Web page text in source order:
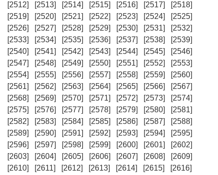
[2512]
[2513] [2514] [2515] [2516] [2517]
[2518]
[2519]
[2520] [2521] [2522] [2523] [2524]
[2525]
[2526]
[2527] [2528] [2529] [2530] [2531]
[2532]
[2533]
[2534] [2535] [2536] [2537] [2538]
[2539]
[2540]
[2541] [2542] [2543] [2544] [2545]
[2546]
[2547]
[2548] [2549] [2550] [2551] [2552]
[2553]
[2554]
[2555] [2556] [2557] [2558] [2559]
[2560]
[2561]
[2562] [2563] [2564] [2565] [2566]
[2567]
[2568]
[2569] [2570] [2571] [2572] [2573]
[2574]
[2575]
[2576] [2577] [2578] [2579] [2580]
[2581]
[2582]
[2583] [2584] [2585] [2586] [2587]
[2588]
[2589]
[2590] [2591] [2592] [2593] [2594]
[2595]
[2596]
[2597] [2598] [2599] [2600] [2601]
[2602]
[2603]
[2604] [2605] [2606] [2607] [2608]
[2609]
[2610]
[2611] [2612] [2613] [2614] [2615]
[2616]